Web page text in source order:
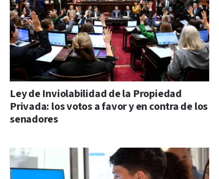
Ley de Inviolabilidad de la Propiedad
Privada: los votos a favor y en contra de los
senadores